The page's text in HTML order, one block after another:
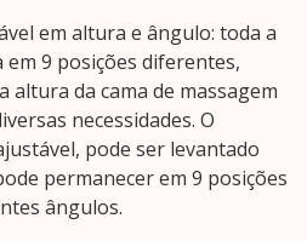
em altura e ângulo: toda a
9 posições diferentes,
altura da cama de massagem
necessidades. O
pode ser levantado
permanecer em 9 posições
ângulos.